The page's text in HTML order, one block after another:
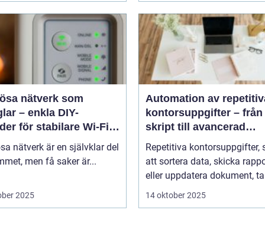
nätverk som
– enkla DIY-
för stabilare Wi-Fi i
nätverk är en självklar del
men få saker är...
2025
Automation av
kontorsuppgifter – från
skript till avancerad
programvara
Repetitiva kontorsuppgifter,
att sortera data, skicka
eller uppdatera dokument,
14 oktober 2025